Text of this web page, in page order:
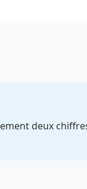
deux